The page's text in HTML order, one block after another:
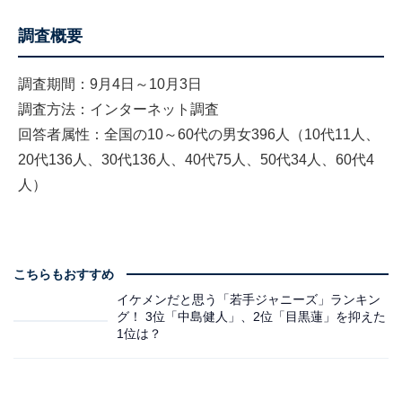
調査概要
調査期間：9月4日～10月3日
調査方法：インターネット調査
回答者属性：全国の10～60代の男女396人（10代11人、
20代136人、30代136人、40代75人、50代34人、60代4
人）
こちらもおすすめ
イケメンだと思う「若手ジャニーズ」ランキン
グ！ 3位「中島健人」、2位「目黒蓮」を抑えた
1位は？